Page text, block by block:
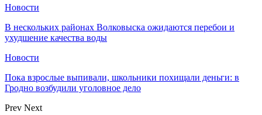
Новости
В нескольких районах Волковыска ожидаются перебои и
ухудшение качества воды
Новости
Пока взрослые выпивали, школьники похищали деньги: в
Гродно возбудили уголовное дело
Prev Next